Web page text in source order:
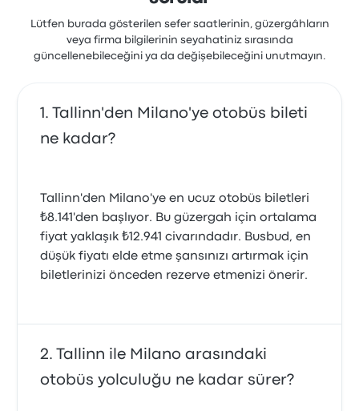
Lütfen burada gösterilen sefer saatlerinin, güzergâhların
veya firma bilgilerinin seyahatiniz sırasında
güncellenebileceğini ya da değişebileceğini unutmayın.
Tallinn'den Milano'ye otobüs bileti
ne kadar?
Tallinn'den Milano'ye en ucuz otobüs biletleri
₺8.141'den başlıyor. Bu güzergah için ortalama
fiyat yaklaşık ₺12.941 civarındadır. Busbud, en
düşük fiyatı elde etme şansınızı artırmak için
biletlerinizi önceden rezerve etmenizi önerir.
Tallinn ile Milano arasındaki
otobüs yolculuğu ne kadar sürer?